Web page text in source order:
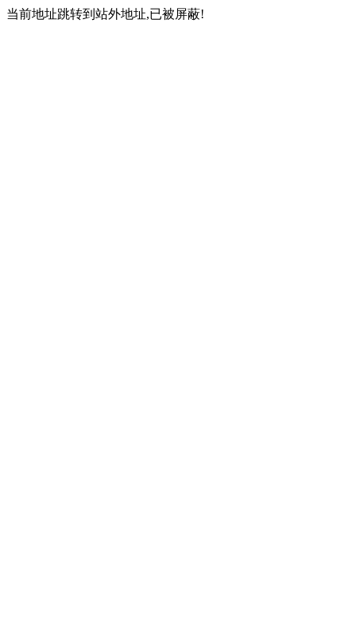
当前地址跳转到站外地址,已被屏蔽!